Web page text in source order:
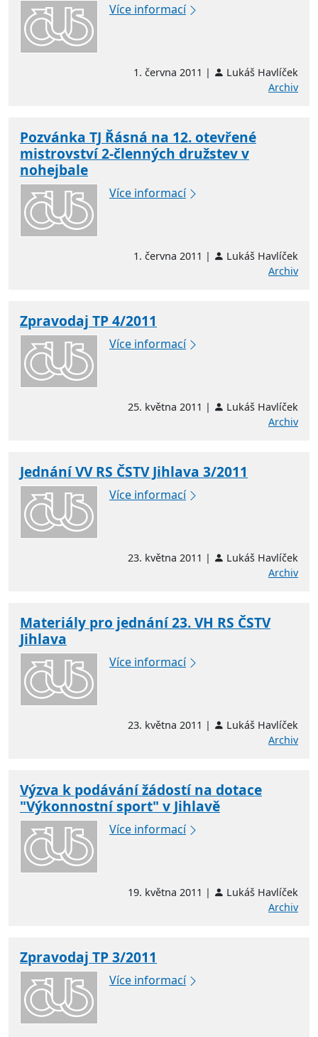
Více informací
1. června 2011 |
Lukáš Havlíček
Archiv
Pozvánka TJ Řásná na 12. otevřené
mistrovství 2-členných družstev v
nohejbale
Více informací
1. června 2011 |
Lukáš Havlíček
Archiv
Zpravodaj TP 4/2011
Více informací
25. května 2011 |
Lukáš Havlíček
Archiv
Jednání VV RS ČSTV Jihlava 3/2011
Více informací
23. května 2011 |
Lukáš Havlíček
Archiv
Materiály pro jednání 23. VH RS ČSTV
Jihlava
Více informací
23. května 2011 |
Lukáš Havlíček
Archiv
Výzva k podávání žádostí na dotace
"Výkonnostní sport" v Jihlavě
Více informací
19. května 2011 |
Lukáš Havlíček
Archiv
Zpravodaj TP 3/2011
Více informací